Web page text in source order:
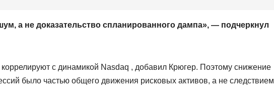
а не доказательство спланированного дампа», — подчеркнул
с динамикой Nasdaq , добавил Крюгер. Поэтому снижение
было частью общего движения рисковых активов, а не следствием